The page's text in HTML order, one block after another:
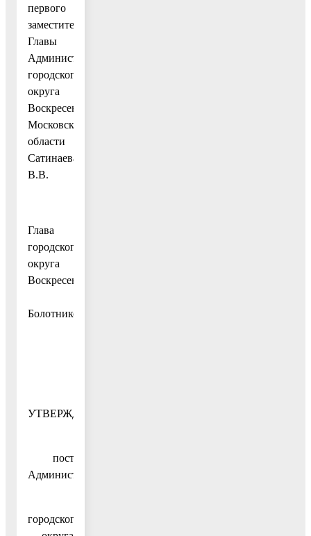
первого
заместителя
Главы
Администрации
городского
округа
Воскресенск
Московской
области
Сатинаева
В.В.
Глава
городского
округа
Воскресенск
Болотников
УТВЕРЖДЕН
постановлением
Администрации
городского